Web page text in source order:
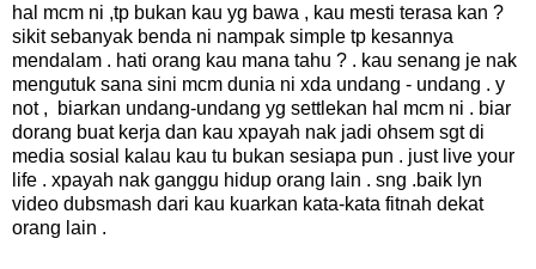
hal mcm ni ,tp bukan kau yg bawa , kau mesti terasa kan ?
sikit sebanyak benda ni nampak simple tp kesannya
mendalam . hati orang kau mana tahu ? . kau senang je nak
mengutuk sana sini mcm dunia ni xda undang - undang . y
not , biarkan undang-undang yg settlekan hal mcm ni . biar
dorang buat kerja dan kau xpayah nak jadi ohsem sgt di
media sosial kalau kau tu bukan sesiapa pun . just live your
life . xpayah nak ganggu hidup orang lain . sng .baik lyn
video dubsmash dari kau kuarkan kata-kata fitnah dekat
orang lain .